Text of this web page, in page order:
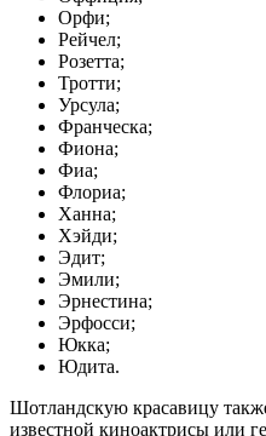
Орфи;
Рейчел;
Розетта;
Тротти;
Урсула;
Франческа;
Фиона;
Фиа;
Флориа;
Ханна;
Хэйди;
Эдит;
Эмили;
Эрнестина;
Эрфосси;
Юкка;
Юдита.
Шотландскую красавицу
известной киноактрисы или